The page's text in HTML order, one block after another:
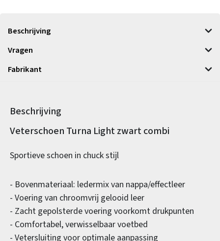
Beschrijving
Vragen
Fabrikant
Beschrijving
Productinformatie
Veterschoen Turna Light zwart combi
Sportieve schoen in chuck stijl
- Bovenmateriaal: ledermix van nappa/effectleer
- Voering van chroomvrij gelooid leer
- Zacht gepolsterde voering voorkomt drukpunten
- Comfortabel, verwisselbaar voetbed
- Vetersluiting voor optimale aanpassing